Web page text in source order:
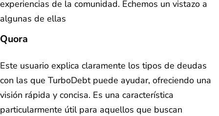
experiencias de la comunidad. Echemos un vistazo a
algunas de ellas
Quora
Este usuario explica claramente los tipos de deudas
con las que TurboDebt puede ayudar, ofreciendo una
visión rápida y concisa. Es una característica
particularmente útil para aquellos que buscan